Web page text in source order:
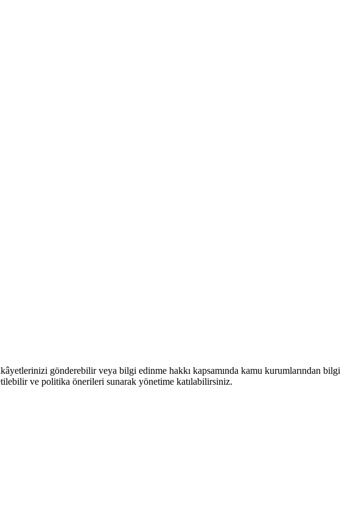
gönderebilir veya bilgi edinme hakkı kapsamında kamu kurumlarından bilgi
ve politika önerileri sunarak yönetime katılabilirsiniz.